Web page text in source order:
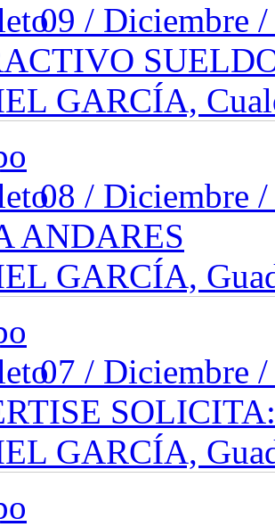
09 / Diciembre
GARCÍA,
08 / Diciembre
ANDARES
GARCÍA,
07 / Diciembre
GARCÍA,